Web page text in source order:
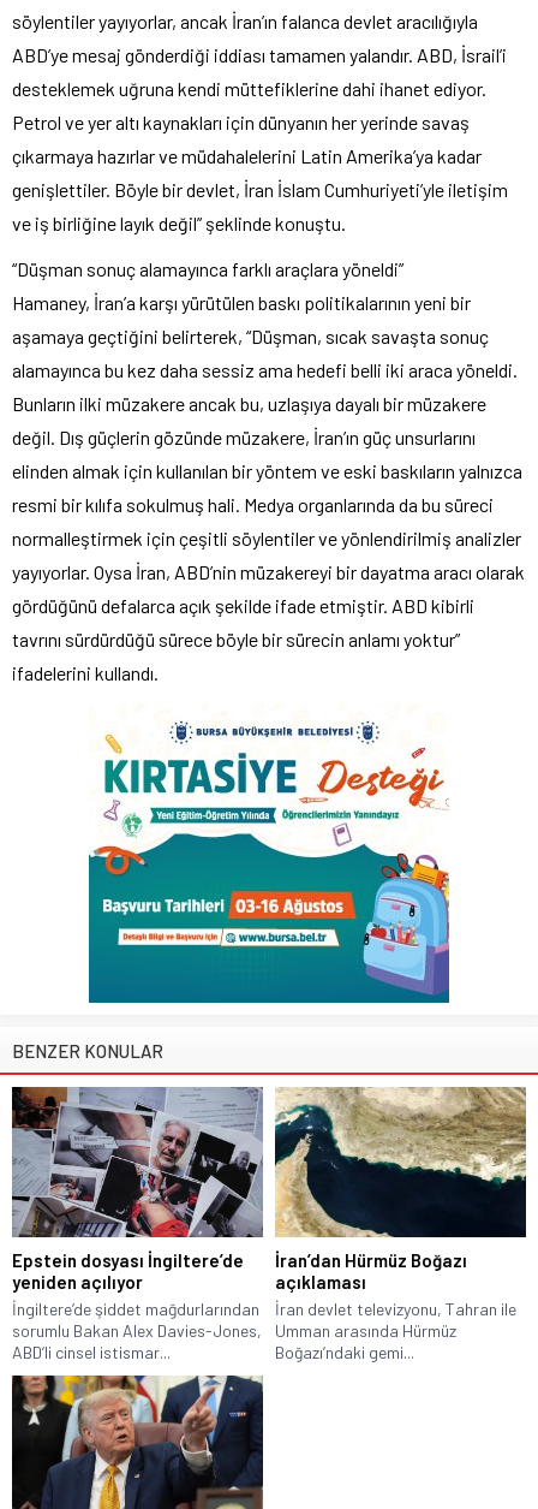
söylentiler yayıyorlar, ancak İran’ın falanca devlet aracılığıyla
ABD’ye mesaj gönderdiği iddiası tamamen yalandır. ABD, İsrail’i
desteklemek uğruna kendi müttefiklerine dahi ihanet ediyor.
Petrol ve yer altı kaynakları için dünyanın her yerinde savaş
çıkarmaya hazırlar ve müdahalelerini Latin Amerika’ya kadar
genişlettiler. Böyle bir devlet, İran İslam Cumhuriyeti’yle iletişim
ve iş birliğine layık değil” şeklinde konuştu.
“Düşman sonuç alamayınca farklı araçlara yöneldi”
Hamaney, İran’a karşı yürütülen baskı politikalarının yeni bir
aşamaya geçtiğini belirterek, “Düşman, sıcak savaşta sonuç
alamayınca bu kez daha sessiz ama hedefi belli iki araca yöneldi.
Bunların ilki müzakere ancak bu, uzlaşıya dayalı bir müzakere
değil. Dış güçlerin gözünde müzakere, İran’ın güç unsurlarını
elinden almak için kullanılan bir yöntem ve eski baskıların yalnızca
resmi bir kılıfa sokulmuş hali. Medya organlarında da bu süreci
normalleştirmek için çeşitli söylentiler ve yönlendirilmiş analizler
yayıyorlar. Oysa İran, ABD’nin müzakereyi bir dayatma aracı olarak
gördüğünü defalarca açık şekilde ifade etmiştir. ABD kibirli
tavrını sürdürdüğü sürece böyle bir sürecin anlamı yoktur”
ifadelerini kullandı.
BENZER KONULAR
Epstein dosyası İngiltere’de
yeniden açılıyor
İngiltere’de şiddet mağdurlarından
sorumlu Bakan Alex Davies-Jones,
ABD’li cinsel istismar...
İran’dan Hürmüz Boğazı
açıklaması
İran devlet televizyonu, Tahran ile
Umman arasında Hürmüz
Boğazı’ndaki gemi...